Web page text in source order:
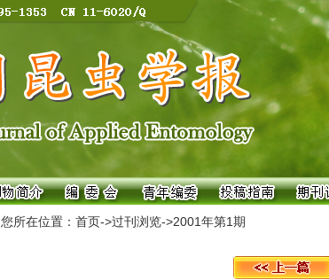
您所在位置： 首页->过刊浏览->2001年第1期